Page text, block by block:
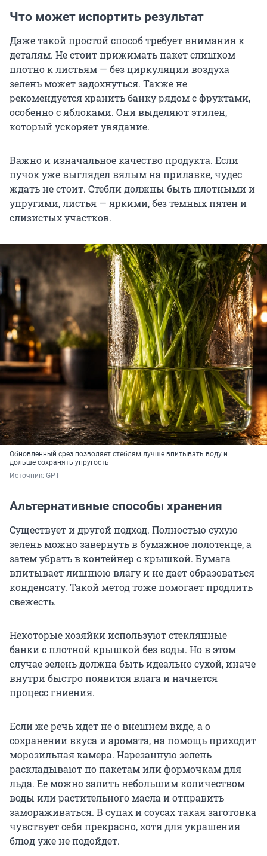
Что может испортить результат
Даже такой простой способ требует внимания к
деталям. Не стоит прижимать пакет слишком
плотно к листьям — без циркуляции воздуха
зелень может задохнуться. Также не
рекомендуется хранить банку рядом с фруктами,
особенно с яблоками. Они выделяют этилен,
который ускоряет увядание.
Важно и изначальное качество продукта. Если
пучок уже выглядел вялым на прилавке, чудес
ждать не стоит. Стебли должны быть плотными и
упругими, листья — яркими, без темных пятен и
слизистых участков.
Обновленный срез позволяет стеблям лучше впитывать воду и
дольше сохранять упругость
Источник: GPT
Альтернативные способы хранения
Существует и другой подход. Полностью сухую
зелень можно завернуть в бумажное полотенце, а
затем убрать в контейнер с крышкой. Бумага
впитывает лишнюю влагу и не дает образоваться
конденсату. Такой метод тоже помогает продлить
свежесть.
Некоторые хозяйки используют стеклянные
банки с плотной крышкой без воды. Но в этом
случае зелень должна быть идеально сухой, иначе
внутри быстро появится влага и начнется
процесс гниения.
Если же речь идет не о внешнем виде, а о
сохранении вкуса и аромата, на помощь приходит
морозильная камера. Нарезанную зелень
раскладывают по пакетам или формочкам для
льда. Ее можно залить небольшим количеством
воды или растительного масла и отправить
замораживаться. В супах и соусах такая заготовка
чувствует себя прекрасно, хотя для украшения
блюд уже не подойдет.